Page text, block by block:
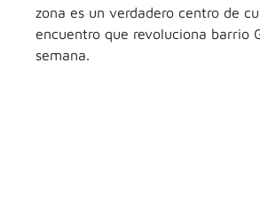
zona es un verdadero centro de
encuentro que revoluciona barrio
semana.